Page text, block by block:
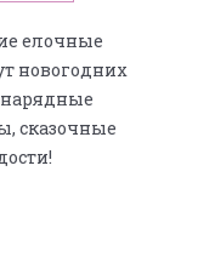
елочные
новогодних
сказочные